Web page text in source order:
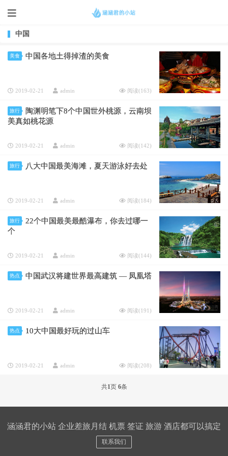
中国
美食 中国各地土得掉渣的美食
2019-02-21 admin 阅读(163)
旅行
陶渊明笔下8个中国世外桃源，云南坝
美真如桃花源
2019-02-21 admin 阅读(142)
旅行 八大中国最美海滩，夏天游泳好去处
2019-02-21 admin 阅读(184)
旅行
22个中国最美最酷瀑布，你去过哪一
个
2019-02-21 admin 阅读(144)
热点 中国武汉将建世界最高建筑 — 凤凰塔
2019-02-21 admin 阅读(191 )
热点 10大中国最好玩的过山车
2019-02-21 admin 阅读(208)
共1页 6条
涵涵君的小站 企业差旅月结 机票 签证 旅游 酒店都可以搞定
联系我们